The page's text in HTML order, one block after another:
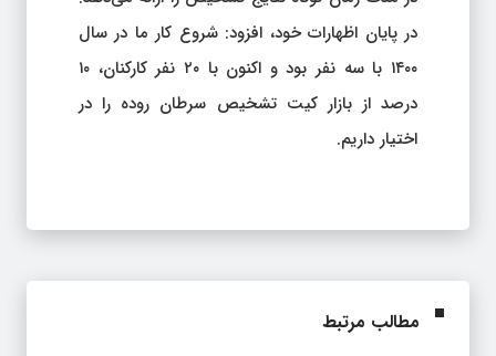
در پایان اظهارات خود، افزود: شروع کار ما در سال
۱۴۰۰ با سه نفر بود و اکنون با ۲۰ نفر کارکنان، ۱۰
درصد از بازار کیت تشخیص سرطان روده را در
اختیار داریم.
مطالب مرتبط